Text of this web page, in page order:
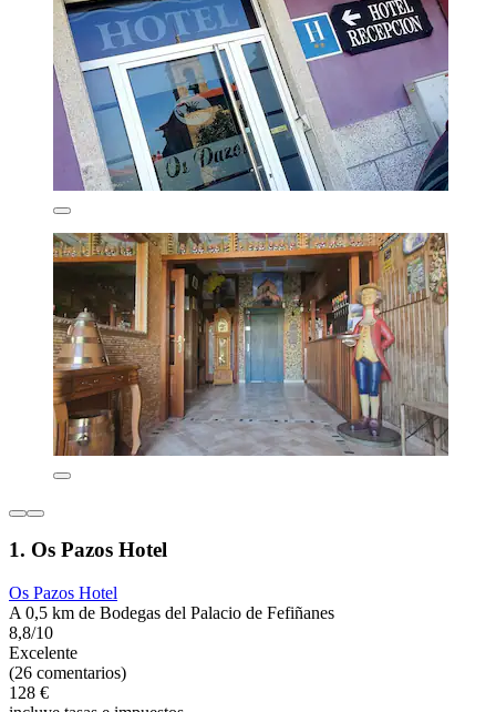
1. Os Pazos Hotel
Os Pazos Hotel
A 0,5 km de Bodegas del Palacio de Fefiñanes
8,8/10
Excelente
(26 comentarios)
128 €